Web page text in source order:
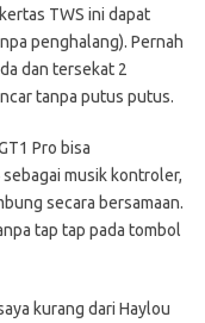
TWS ini dapat
penghalang). Pernah
dan tersekat 2
tanpa putus putus.
Pro bisa
musik kontroler,
secara bersamaan.
tap tap pada tombol
kurang dari Haylou